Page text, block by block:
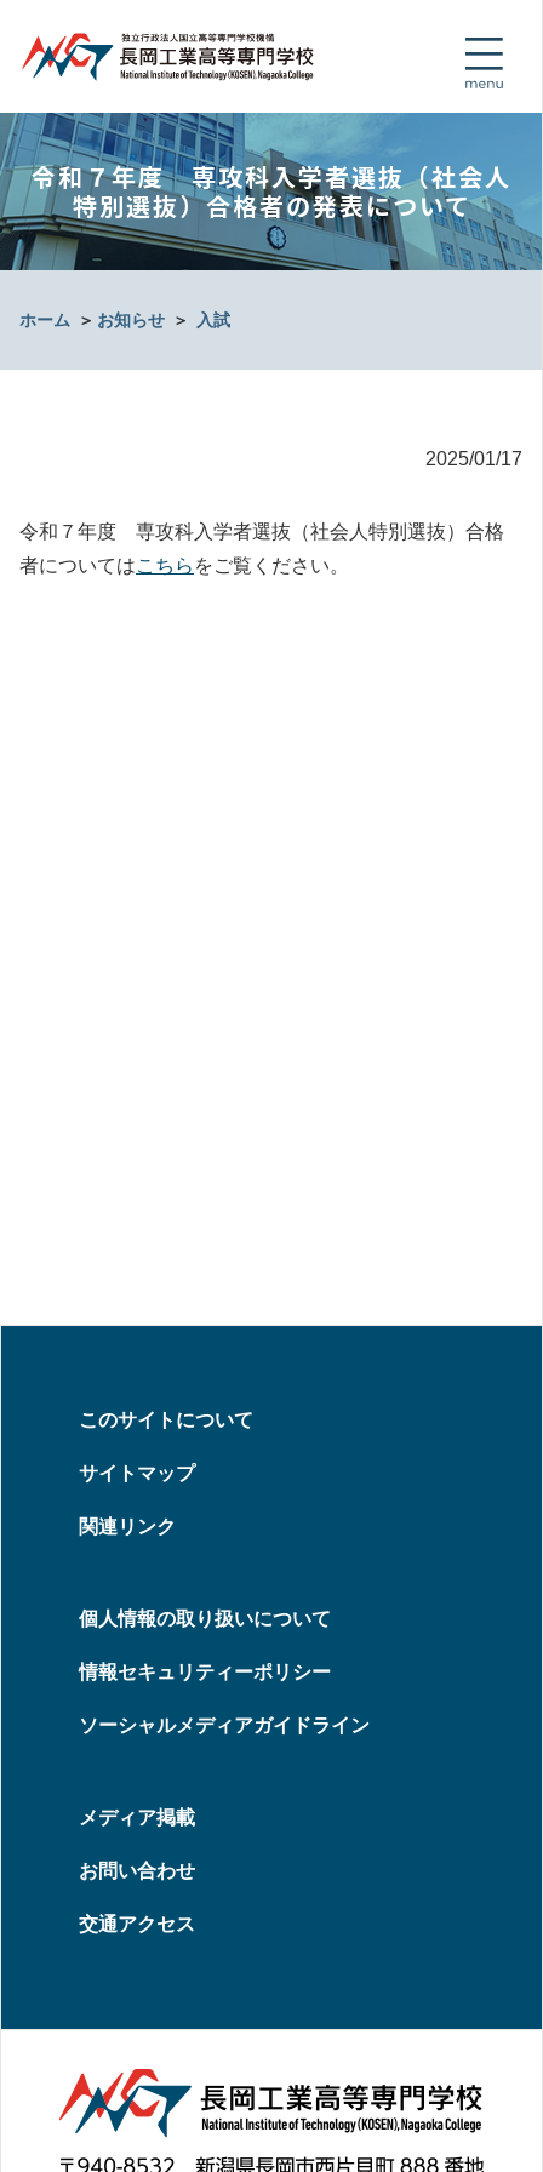
令和７年度 専攻科入学者選抜（社会人
特別選抜）合格者の発表について
ホーム ＞ お知らせ ＞ 入試
2025/01/17
令和７年度 専攻科入学者選抜（社会人特別選抜）合格
者についてはこちら をご覧ください。
このサイトについて
サイトマップ
関連リンク
個人情報の取り扱いについて
情報セキュリティーポリシー
ソーシャルメディアガイドライン
メディア掲載
お問い合わせ
交通アクセス